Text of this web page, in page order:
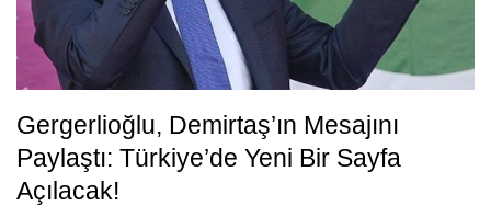
Gergerlioğlu, Demirtaş’ın Mesajını
Paylaştı: Türkiye’de Yeni Bir Sayfa
Açılacak!